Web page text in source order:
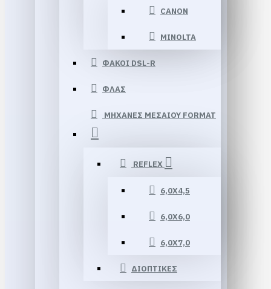
CANON
MINOLTA
ΦΑΚΟΙ DSL-R
ΦΛΑΣ
ΜΗΧΑΝΕΣ ΜΕΣΑΙΟΥ FORMAT
REFLEX
6,0Χ4,5
6,0Χ6,0
6,0Χ7,0
ΔΙΟΠΤΙΚΕΣ